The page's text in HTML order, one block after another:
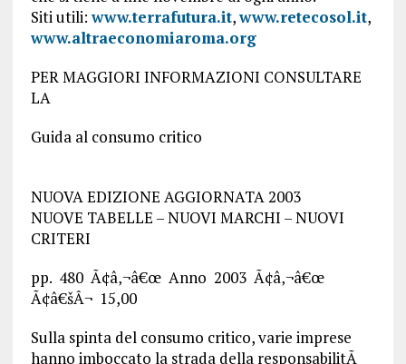
Siti utili:www.terrafutura.it,www.retecosol.it,
www.altraeconomiaroma.org
PER MAGGIORI INFORMAZIONI CONSULTARE
LA
Guida al consumo critico
NUOVA EDIZIONE AGGIORNATA 2003
NUOVE TABELLE – NUOVI MARCHI – NUOVI
CRITERI
pp. 480 Ã¢â‚¬â€œ Anno 2003 Ã¢â‚¬â€œ
Ã¢â€šÂ¬ 15,00
Sulla spinta del consumo critico, varie imprese
hanno imboccato la strada della responsabilitÃ